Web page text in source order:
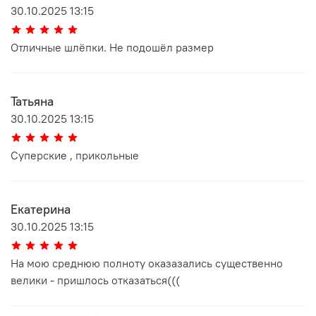
30.10.2025 13:15
Отличные шлёпки. Не подошёл размер
Татьяна
30.10.2025 13:15
Суперские , прикольные
Екатерина
30.10.2025 13:15
На мою среднюю полноту оказазались существенно
велики - пришлось отказаться(((